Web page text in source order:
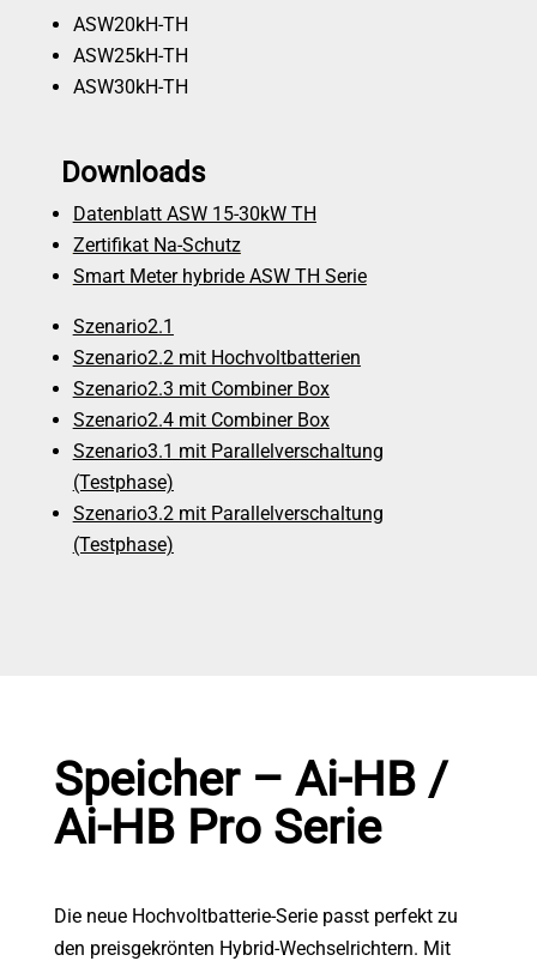
ASW20kH-TH
ASW25kH-TH
ASW30kH-TH
Downloads
Datenblatt ASW 15-30kW TH
Zertifikat Na-Schutz
Smart Meter hybride ASW TH Serie
Szenario2.1
Szenario2.2 mit Hochvoltbatterien
Szenario2.3 mit Combiner Box
Szenario2.4 mit Combiner Box
Szenario3.1 mit Parallelverschaltung
(Testphase)
Szenario3.2 mit Parallelverschaltung
(Testphase)
Speicher – Ai-HB /
Ai-HB Pro Serie
Die neue Hochvoltbatterie-Serie passt perfekt zu
den preisgekrönten Hybrid-Wechselrichtern. Mit